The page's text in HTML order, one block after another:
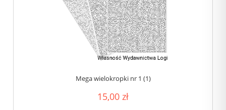
Mega wielokropki nr 1 (1)
15,00 zł